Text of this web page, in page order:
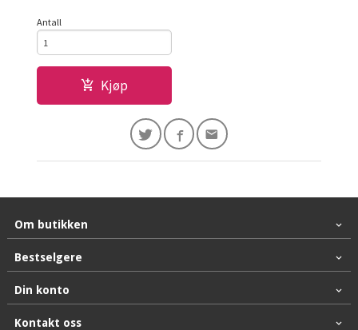
Antall
Kjøp
Om butikken
Bestselgere
Din konto
Kontakt oss